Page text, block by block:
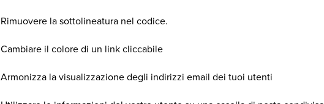
Rimuovere la sottolineatura nel codice.
Cambiare il colore di un link cliccabile
Armonizza la visualizzazione degli indirizzi email dei tuoi utenti